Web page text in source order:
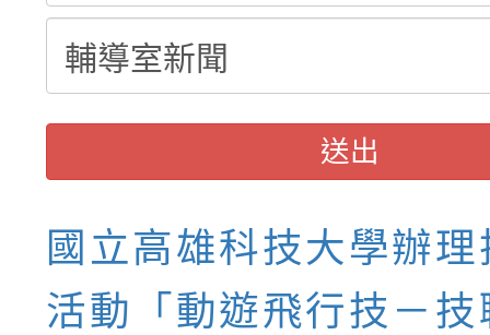
送出
國立高雄科技大學辦
活動「動遊飛行技－